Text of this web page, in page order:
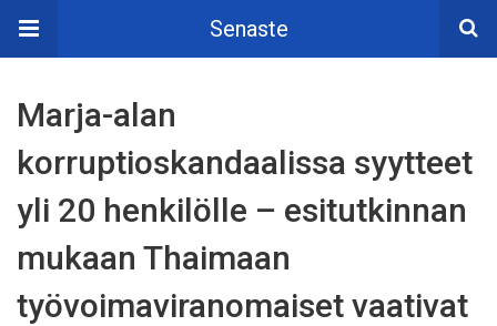
Senaste
Marja-alan
korruptioskandaalissa syytteet
yli 20 henkilölle – esitutkinnan
mukaan Thaimaan
työvoimaviranomaiset vaativat